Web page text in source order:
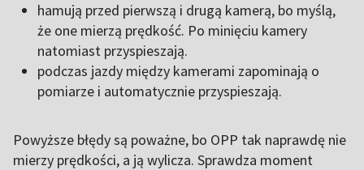
hamują przed pierwszą i drugą kamerą, bo myślą,
że one mierzą prędkość. Po minięciu kamery
natomiast przyspieszają.
podczas jazdy między kamerami zapominają o
pomiarze i automatycznie przyspieszają.
Powyższe błędy są poważne, bo OPP tak naprawdę nie
mierzy prędkości, a ją wylicza. Sprawdza moment